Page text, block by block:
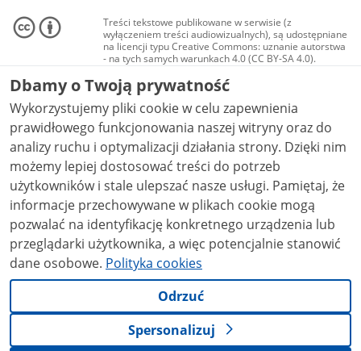
Treści tekstowe publikowane w serwisie (z
wyłączeniem treści audiowizualnych), są udostępniane
na licencji typu Creative Commons: uznanie autorstwa
- na tych samych warunkach 4.0 (CC BY-SA 4.0).
Materiały audiowizualne, w tym zdjęcia, materiały
audio i wideo, są udostępniane na licencji typu
Creative Commons: uznanie autorstwa użycie
niekomercyjne - bez utworów zależnych 4.0 (CC BY-
NC-ND 4.0), o ile nie jest to stwierdzone inaczej.
Dbamy o Twoją prywatność
Wykorzystujemy pliki cookie w celu zapewnienia
prawidłowego funkcjonowania naszej witryny oraz do
analizy ruchu i optymalizacji działania strony. Dzięki nim
możemy lepiej dostosować treści do potrzeb
użytkowników i stale ulepszać nasze usługi. Pamiętaj, że
informacje przechowywane w plikach cookie mogą
pozwalać na identyfikację konkretnego urządzenia lub
przeglądarki użytkownika, a więc potencjalnie stanowić
dane osobowe. Polityka cookies
Odrzuć
Spersonalizuj